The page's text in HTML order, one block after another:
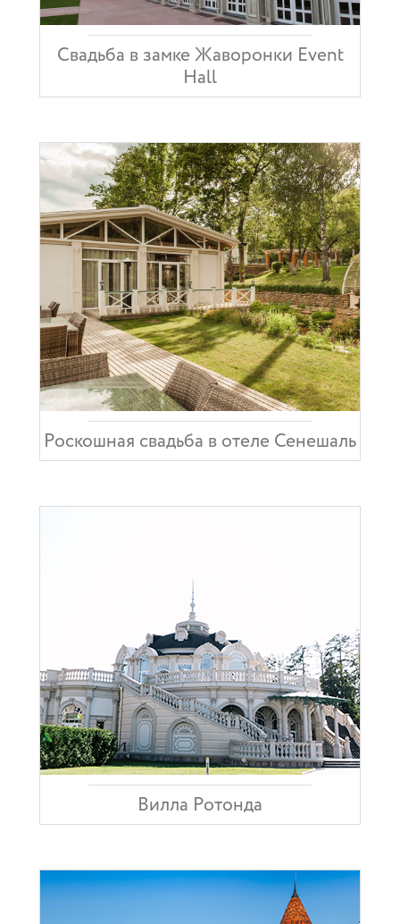
Свадьба в замке Жаворонки Event
Hall
Роскошная свадьба в отеле Сенешаль
Вилла Ротонда